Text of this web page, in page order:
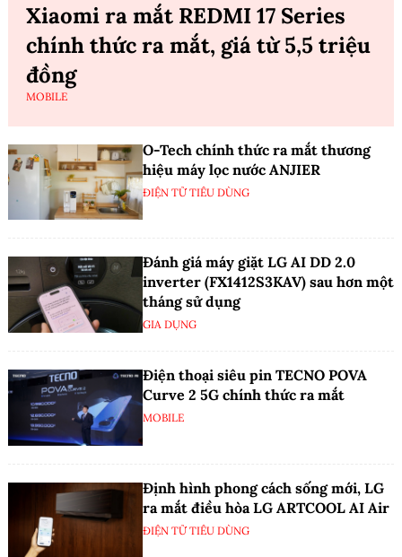
Xiaomi ra mắt REDMI 17 Series
chính thức ra mắt, giá từ 5,5 triệu
đồng
MOBILE
O-Tech chính thức ra mắt thương
hiệu máy lọc nước ANJIER
ĐIỆN TỬ TIÊU DÙNG
Đánh giá máy giặt LG AI DD 2.0
inverter (FX1412S3KAV) sau hơn một
tháng sử dụng
GIA DỤNG
Điện thoại siêu pin TECNO POVA
Curve 2 5G chính thức ra mắt
MOBILE
Định hình phong cách sống mới, LG
ra mắt điều hòa LG ARTCOOL AI Air
ĐIỆN TỬ TIÊU DÙNG